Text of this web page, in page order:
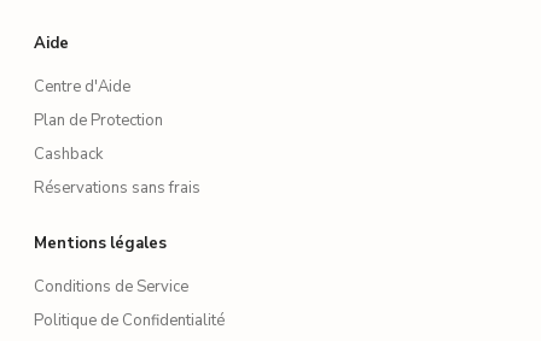
Aide
Centre d'Aide
Plan de Protection
Cashback
Réservations sans frais
Mentions légales
Conditions de Service
Politique de Confidentialité